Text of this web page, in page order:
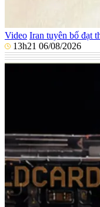
Video Iran tuyên bố đạt
13h21 06/08/2026